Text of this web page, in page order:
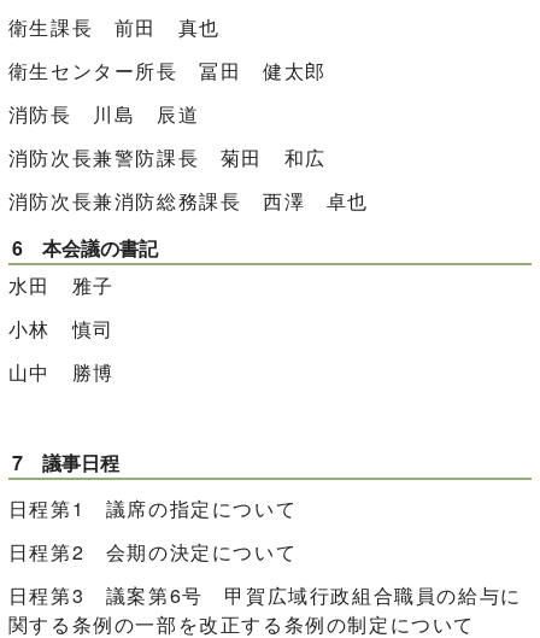
衛生課長 前田 真也
衛生センター所長 冨田 健太郎
消防長 川島 辰道
消防次長兼警防課長 菊田 和広
消防次長兼消防総務課長 西澤 卓也
6 本会議の書記
水田 雅子
小林 慎司
山中 勝博
7 議事日程
日程第1 議席の指定について
日程第2 会期の決定について
日程第3 議案第6号 甲賀広域行政組合職員の給与に
関する条例の一部を改正する条例の制定について